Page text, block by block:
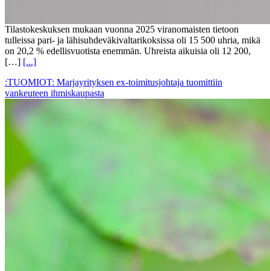
Tilastokeskuksen mukaan vuonna 2025 viranomaisten tietoon
tulleissa pari- ja lähisuhdeväkivaltarikoksissa oli 15 500 uhria, mikä
on 20,2 % edellisvuotista enemmän. Uhreista aikuisia oli 12 200,
[…] [...]
:TUOMIOT: Marjayrityksen ex-toimitusjohtaja tuomittiin
vankeuteen ihmiskaupasta